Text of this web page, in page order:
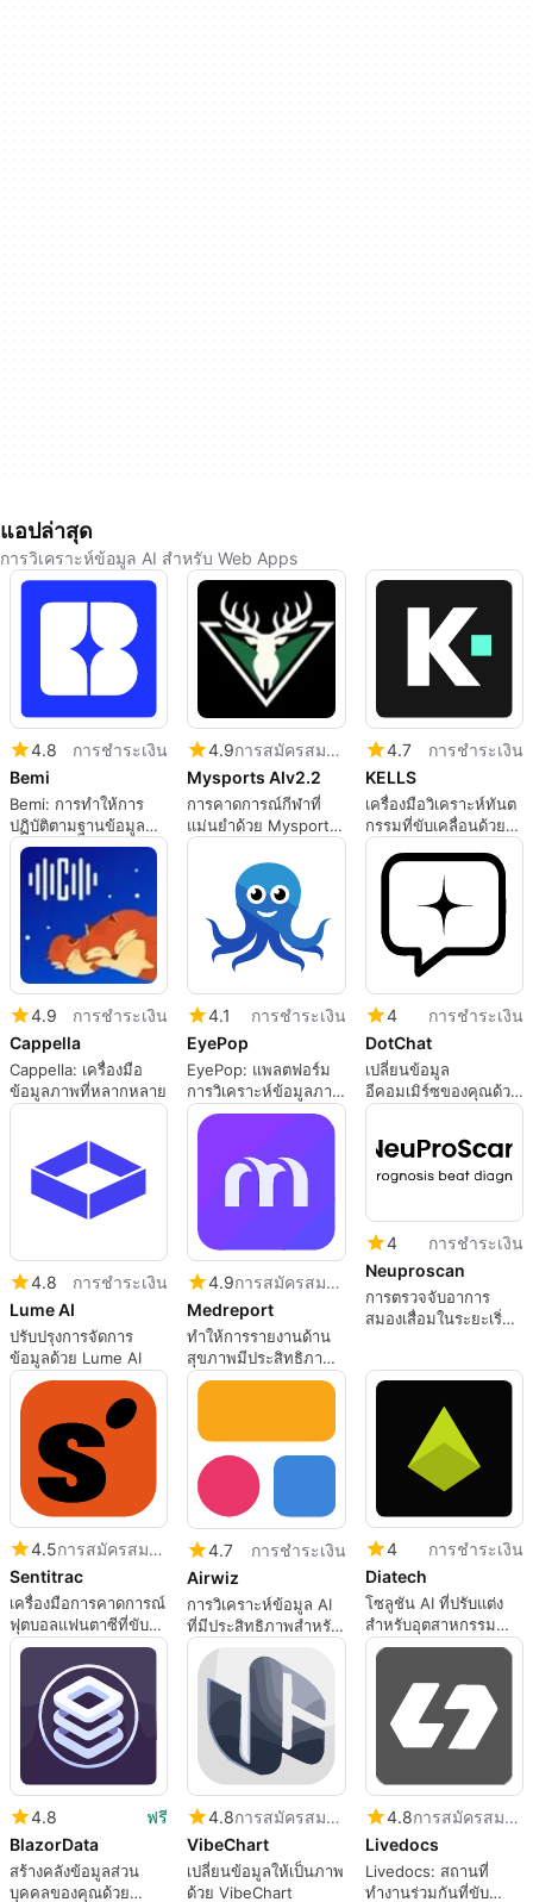
แอปล่าสุด
การวิเคราะห์ข้อมูล AI สำหรับ Web Apps
4.8
การชำระเงิน
Bemi
Bemi: การทำให้การ
ปฏิบัติตามฐานข้อมูล
ง่ายขึ้นด้วย AI
4.9
การสมัครสมาชิก
Mysports AIv2.2
การคาดการณ์กีฬาที่
แม่นยำด้วย Mysports
AIv2.2
4.7
การชำระเงิน
KELLS
เครื่องมือวิเคราะห์ทันต
กรรมที่ขับเคลื่อนด้วย
AI อย่างครอบคลุม
4.9
การชำระเงิน
Cappella
Cappella: เครื่องมือ
ข้อมูลภาพที่หลากหลาย
4.1
การชำระเงิน
EyePop
EyePop: แพลตฟอร์ม
การวิเคราะห์ข้อมูลภาพ
ที่มีประสิทธิภาพ
4
การชำระเงิน
DotChat
เปลี่ยนข้อมูล
อีคอมเมิร์ซของคุณด้วย
DotChat
4.8
การชำระเงิน
Lume AI
ปรับปรุงการจัดการ
ข้อมูลด้วย Lume AI
4.9
การสมัครสมาชิก
Medreport
ทำให้การรายงานด้าน
สุขภาพมีประสิทธิภาพ
ด้วย MedReport
4
การชำระเงิน
Neuproscan
การตรวจจับอาการ
สมองเสื่อมในระยะเริ่ม
4.5
การสมัครสมาชิก
Sentitrac
เครื่องมือการคาดการณ์
ฟุตบอลแฟนตาซีที่ขับ
เคลื่อนด้วย AI
4.7
การชำระเงิน
Airwiz
การวิเคราะห์ข้อมูล AI
ที่มีประสิทธิภาพสำหรับ
ผู้ใช้ Airtable
4
การชำระเงิน
Diatech
โซลูชัน AI ที่ปรับแต่ง
สำหรับอุตสาหกรรม
เพชร
4.8
ฟรี
BlazorData
สร้างคลังข้อมูลส่วน
บุคคลของคุณด้วย
4.8
การสมัครสมาชิก
VibeChart
เปลี่ยนข้อมูลให้เป็นภาพ
ด้วย VibeChart
4.8
การสมัครสมาชิก
Livedocs
Livedocs: สถานที่
ทำงานร่วมกันที่ขับ